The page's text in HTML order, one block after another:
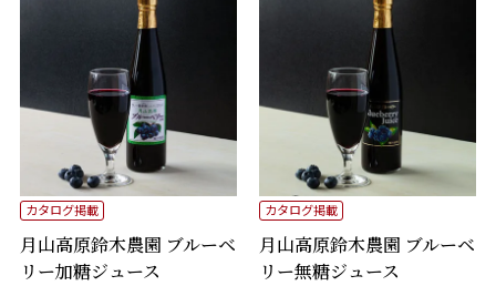
月山高原鈴木農園 ブルーベ
リー加糖ジュース
カタログ掲載
月山高原鈴木農園 ブルーベ
リー無糖ジュース
カタログ掲載